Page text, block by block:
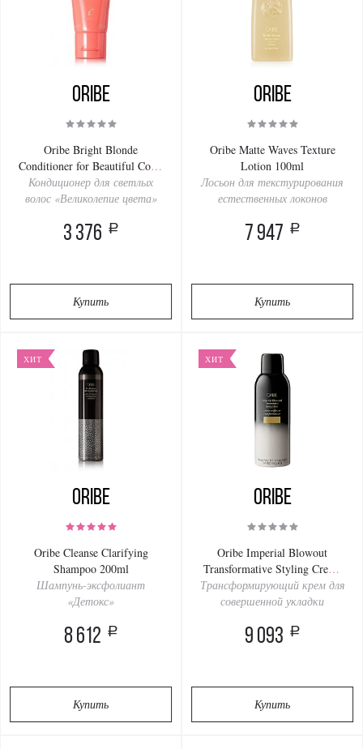
Oribe
Oribe Bright Blonde
Conditioner for Beautiful Color
50ml
Кондиционер для светлых
волос «Великолепие цвета»
3 376 a
Купить
Oribe
Oribe Matte Waves Texture
Lotion 100ml
Лосьон для текстурирования
естественных локонов
7 947 a
Купить
ХИТ
Oribe
Oribe Cleanse Clarifying
Shampoo 200ml
Шампунь-эксфолиант
«Детокс»
8 612 a
Купить
ХИТ
Oribe
Oribe Imperial Blowout
Transformative Styling Creme
150ml
Трансформирующий крем для
совершенной укладки
9 093 a
Купить